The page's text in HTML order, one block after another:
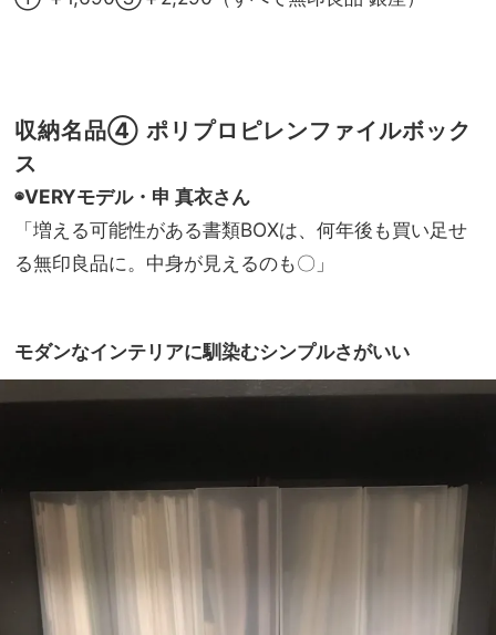
収納名品④ ポリプロピレンファイルボック
ス
◉VERYモデル・申 真衣さん
「増える可能性がある書類BOXは、何年後も買い足せ
る無印良品に。中身が見えるのも〇」
モダンなインテリアに馴染むシンプルさがいい